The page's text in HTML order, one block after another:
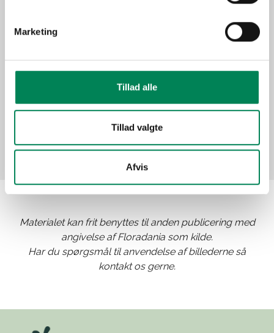
Marketing
Tillad alle
Tillad valgte
Afvis
Materialet kan frit benyttes til anden publicering med
angivelse af Floradania som kilde.
Har du spørgsmål til anvendelse af billederne så
kontakt os gerne.